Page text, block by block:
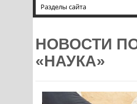
НОВОСТИ
«НАУКА»